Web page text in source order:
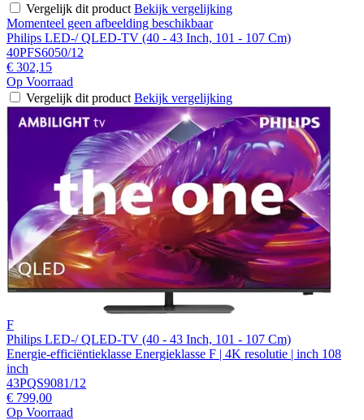
Vergelijk dit product Bekijk vergelijking
Momenteel geen afbeelding beschikbaar
Philips LED-/ QLED-TV (40 - 43 Inch, 101 - 107 Cm)
40PFS6050/12
€ 302,15
Op Voorraad
Vergelijk dit product Bekijk vergelijking
F
Philips LED-/ QLED-TV (40 - 43 Inch, 101 - 107 Cm)
Energie-efficiëntieklasse Energieklasse F | 4K resolutie | inch 108
inch
43PQS9081/12
€ 799,00
Op Voorraad